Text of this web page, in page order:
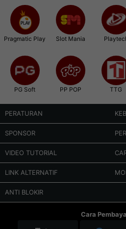
Pragmatic Play
PG Soft
Slot Mania
PP POP TTG
PERATURAN
SPONSOR
VIDEO TUTORIAL
LINK ALTERNATIF
ANTI BLOKIR
Cara